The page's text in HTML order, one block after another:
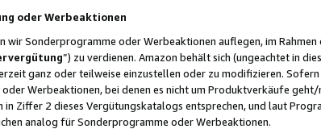
oder Werbeaktionen
wir Sonderprogramme oder Werbeaktionen auflegen, im
”) zu verdienen. Amazon behält sich (ungeachtet in
ganz oder teilweise einzustellen oder zu modifizieren.
Werbeaktionen, bei denen es nicht um Produktverkäufe
in Ziffer 2 dieses Vergütungskatalogs entsprechen, und laut
analog für Sonderprogramme oder Werbeaktionen.